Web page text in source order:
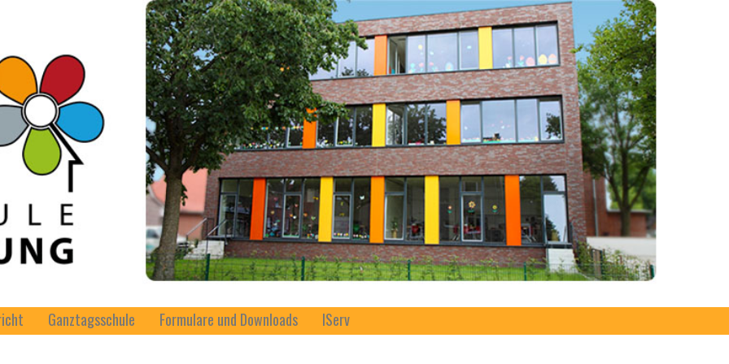
Ganztagsschule Formulare und Downloads IServ